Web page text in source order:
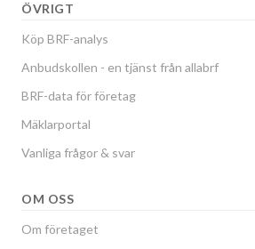
ÖVRIGT
Köp BRF-analys
Anbudskollen - en tjänst från allabrf
BRF-data för företag
Mäklarportal
Vanliga frågor & svar
OM OSS
Om företaget